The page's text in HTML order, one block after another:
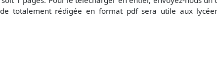
totalement rédigée en format pdf sera utile aux